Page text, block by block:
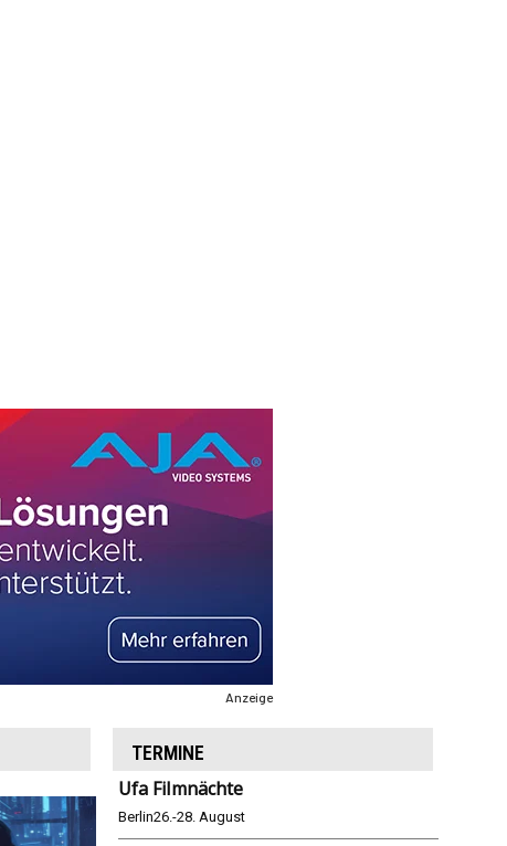
Anzeige
TERMINE
Ufa Filmnächte
Berlin26.-28. August